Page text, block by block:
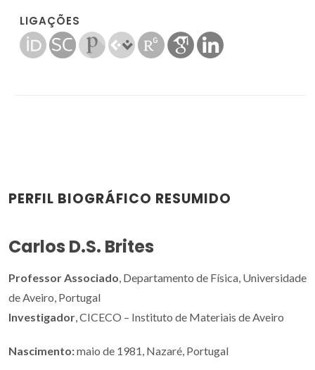
LIGAÇÕES
PERFIL BIOGRÁFICO RESUMIDO
Carlos D.S. Brites
Professor Associado , Departamento de Física, Universidade
de Aveiro, Portugal
Investigador , CICECO – Instituto de Materiais de Aveiro
Nascimento:maio de 1981, Nazaré, Portugal